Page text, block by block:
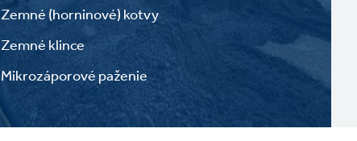
Zemné (horninové) kotvy
Zemné klince
Mikrozáporové paženie